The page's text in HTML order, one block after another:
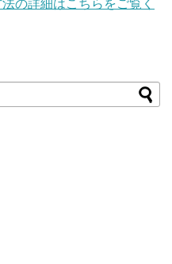
の詳細はこちらをご覧く